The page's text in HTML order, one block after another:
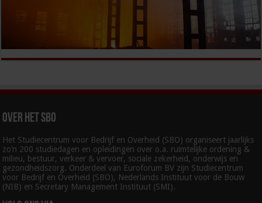
Over het SBO
Het Studiecentrum voor Bedrijf en Overheid (SBO) organiseert jaarlijks
zo’n 200 studiedagen en opleidingen over o.a. ruimtelijke ordening &
milieu, bestuur, verkeer & vervoer, sociale zekerheid, onderwijs en
gezondheidszorg. Onderdeel van Euroforum BV zijn Studiecentrum
voor Bedrijf en Overheid (SBO), Nederlands Instituut voor de Bouw
(NIB) en Secretary Management Instituut (SMI).